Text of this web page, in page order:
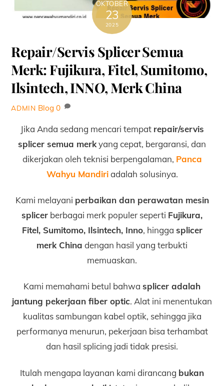
OKTOBER
23
2025
Repair/Servis Splicer Semua
Merk: Fujikura, Fitel, Sumitomo,
Ilsintech, INNO, Merk China
ADMIN Blog 0
Jika Anda sedang mencari tempat repair/servis
splicer semua merkyang cepat, bergaransi, dan
dikerjakan oleh teknisi berpengalaman, Panca
Wahyu Mandiriadalah solusinya.
Kami melayani perbaikan dan perawatan mesin
splicer berbagai merk populer seperti Fujikura,
Fitel, Sumitomo, Ilsintech, Inno, hingga splicer
merk China dengan hasil yang terbukti
memuaskan.
Kami memahami betul bahwa splicer adalah
jantung pekerjaan fiber optic. Alat ini menentukan
kualitas sambungan kabel optik, sehingga jika
performanya menurun, pekerjaan bisa terhambat
dan hasil splicing jadi tidak presisi.
Itulah mengapa layanan kami dirancang bukan